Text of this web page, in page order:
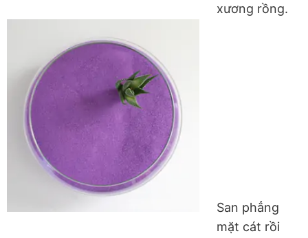
xương rồng.
San phẳng
mặt cát rồi